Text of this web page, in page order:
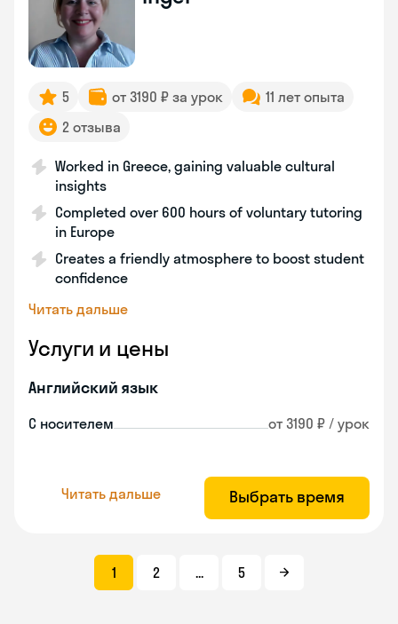
5 от 3190 ₽ за урок
11 лет опыта
2 отзыва
Worked in Greece, gaining valuable cultural
insights
Completed over 600 hours of voluntary tutoring
in Europe
Creates a friendly atmosphere to boost student
confidence
Читать дальше
Услуги и цены
Английский язык
С носителем от 3190 ₽ / урок
Читать дальше Выбрать время
1 2 ... 5